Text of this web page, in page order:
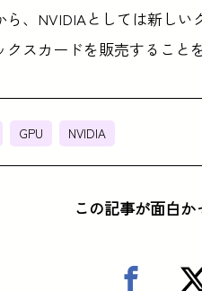
ら、NVIDIAとしては新し
クスカードを販売すること
GPU NVIDIA
この記事が面白か